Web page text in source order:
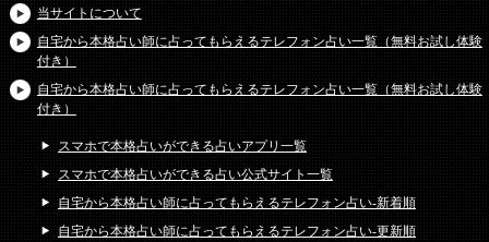
当サイトについて
自宅から本格占い師に占ってもらえるテレフォン占い一覧（無料お試し体験
付き）
自宅から本格占い師に占ってもらえるテレフォン占い一覧（無料お試し体験
付き）
スマホで本格占いができる占いアプリ一覧
スマホで本格占いができる占い公式サイト一覧
自宅から本格占い師に占ってもらえるテレフォン占い-新着順
自宅から本格占い師に占ってもらえるテレフォン占い-更新順